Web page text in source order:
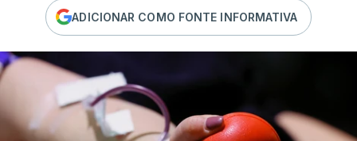
ADICIONAR COMO FONTE INFORMATIVA